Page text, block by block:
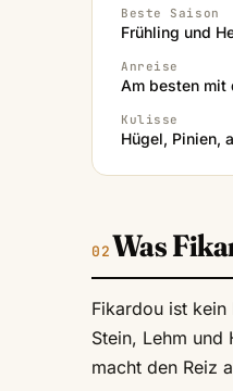
Beste Saison
Frühling und
Anreise
Am besten mit
Kulisse
Hügel, Pinien,
Was
Fikardou ist
Stein, Lehm und
macht den Reiz